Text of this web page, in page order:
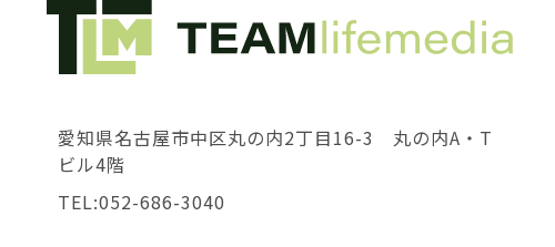
愛知県名古屋市中区丸の内2丁目16-3 丸の内A・T
ビル4階
TEL:052-686-3040